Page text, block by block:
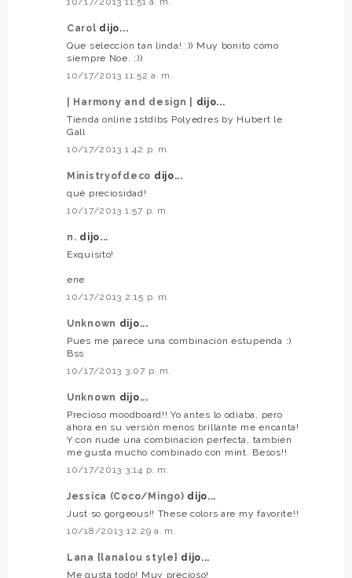
Carol dijo...
Que selección tan linda! :)) Muy bonito cómo
siempre Noe. :))
10/17/2013 11:52 a. m.
| Harmony and design |
dijo...
Tienda online 1stdibs Polyedres by Hubert le
Gall
10/17/2013 1:42 p. m.
Ministryofdeco dijo...
qué preciosidad!
10/17/2013 1:57 p. m.
n. dijo...
Exquisito!
ene
10/17/2013 2:15 p. m.
Unknown dijo...
Pues me parece una combinación estupenda :)
Bss
10/17/2013 3:07 p. m.
Unknown dijo...
Precioso moodboard!! Yo antes lo odiaba, pero
ahora en su versión menos brillante me encanta!
Y con nude una combinación perfecta, también
me gusta mucho combinado con mint. Besos!!
10/17/2013 3:14 p. m.
Jessica (Coco/Mingo) dijo...
Just so gorgeous!! These colors are my favorite!!
10/18/2013 12:29 a. m.
Lana {lanalou style} dijo...
Me gusta todo! Muy precioso!